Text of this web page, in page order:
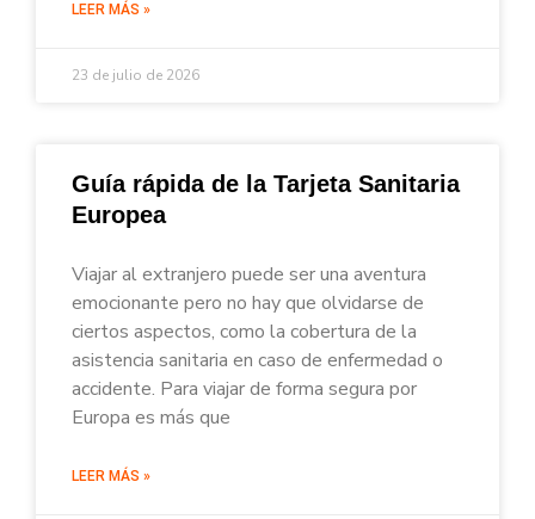
LEER MÁS »
23 de julio de 2026
Guía rápida de la Tarjeta Sanitaria
Europea
Viajar al extranjero puede ser una aventura
emocionante pero no hay que olvidarse de
ciertos aspectos, como la cobertura de la
asistencia sanitaria en caso de enfermedad o
accidente. Para viajar de forma segura por
Europa es más que
LEER MÁS »